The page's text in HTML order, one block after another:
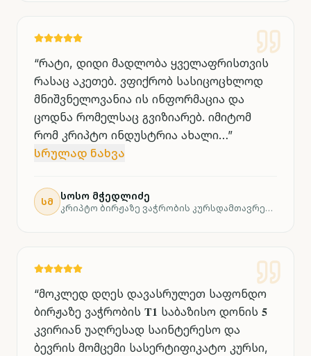
“რატი, დიდი მადლობა ყველაფრისთვის
რასაც აკეთებ. ვფიქრობ სასიცოცხლოდ
მნიშვნელოვანია ის ინფორმაცია და
ცოდნა რომელსაც გვიზიარებ. იმიტომ
რომ კრიპტო ინდუსტრია ახალი…”
სრულად ნახვა
ᲡᲛ სოსო მჭედლიძე
კრიპტო ბირჟაზე ვაჭრობის კურსდამთავრებული
“მოკლედ დღეს დავასრულეთ საფონდო
ბირჟაზე ვაჭრობის 𝐓𝟏 საბაზისო დონის 𝟓
კვირიან უაღრესად საინტერესო და
ბევრის მომცემი სასერტიფიკატო კურსი,